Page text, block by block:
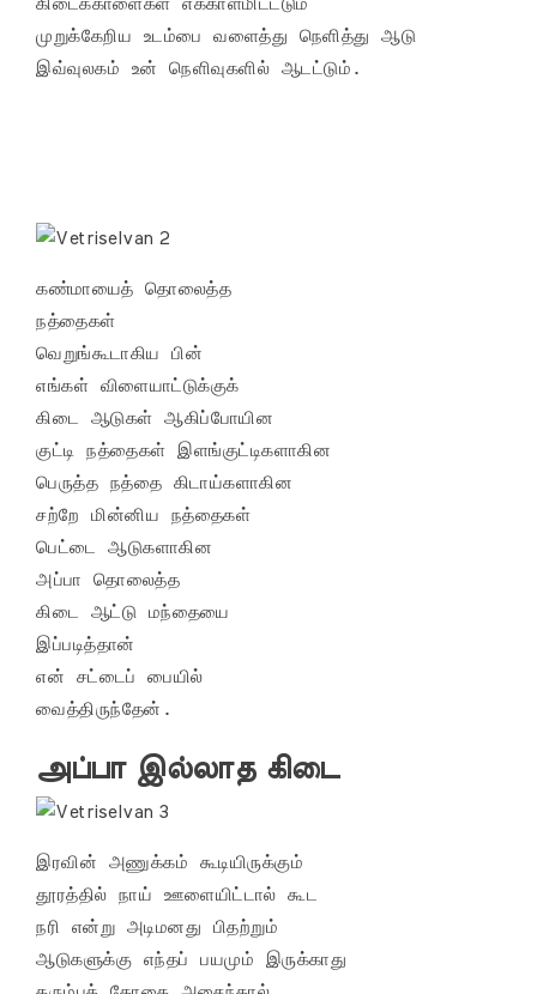
முறுக்கேறிய உடம்பை வளைத்து நெளித்து ஆடு
இவ்வுலகம் உன் நெளிவுகளில் ஆடட்டும்.
கண்மாயைத் தொலைத்த
நத்தைகள்
வெறுங்கூடாகிய பின்
எங்கள் விளையாட்டுக்குக்
கிடை ஆடுகள் ஆகிப்போயின
குட்டி நத்தைகள் இளங்குட்டிகளாகின
பெருத்த நத்தை கிடாய்களாகின
சற்றே மின்னிய நத்தைகள்
பெட்டை ஆடுகளாகின
அப்பா தொலைத்த
கிடை ஆட்டு மந்தையை
இப்படித்தான்
என் சட்டைப் பையில்
வைத்திருந்தேன்.
அப்பா இல்லாத கிடை
இரவின் அணுக்கம் கூடியிருக்கும்
தூரத்தில் நாய் ஊளையிட்டால் கூட
நரி என்று அடிமனது பிதற்றும்
ஆடுகளுக்கு எந்தப் பயமும் இருக்காது